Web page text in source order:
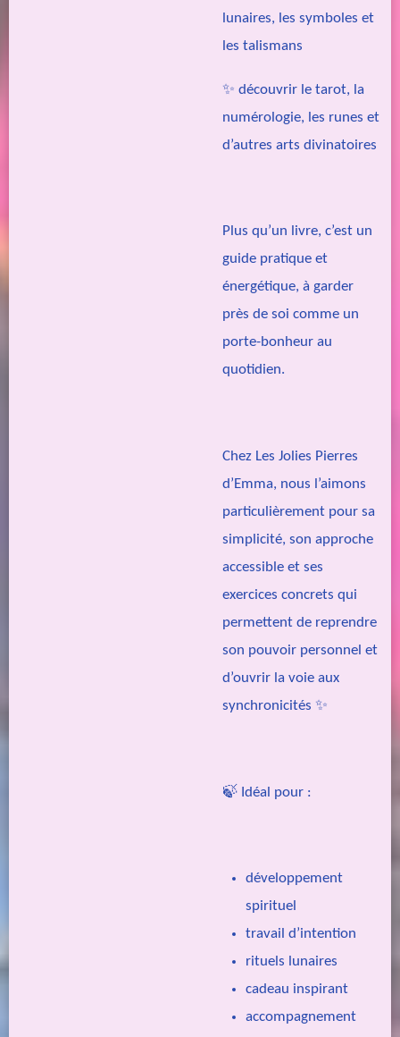
lunaires, les symboles et
les talismans
✨ découvrir le tarot, la
numérologie, les runes et
d’autres arts divinatoires
Plus qu’un livre, c’est un
guide pratique et
énergétique, à garder
près de soi comme un
porte-bonheur au
quotidien.
Chez Les Jolies Pierres
d’Emma, nous l’aimons
particulièrement pour sa
simplicité, son approche
accessible et ses
exercices concrets qui
permettent de reprendre
son pouvoir personnel et
d’ouvrir la voie aux
synchronicités ✨
🍃 Idéal pour :
développement
spirituel
travail d’intention
rituels lunaires
cadeau inspirant
accompagnement